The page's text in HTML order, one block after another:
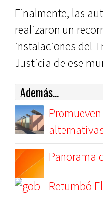
Finalmente, las
realizaron un
instalaciones del
Justicia de ese
Además...
alternativas
Panorama
Retumbó